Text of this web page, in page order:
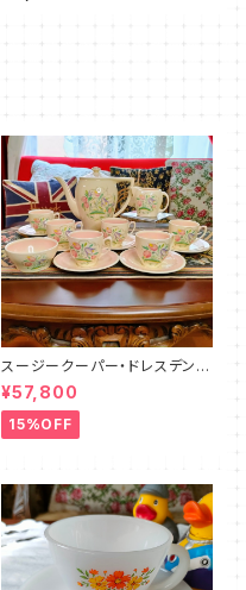
スージークーパー・ドレスデンス
プレイ・フルセット（ピンク）SCD
R9003
¥57,800
15%OFF